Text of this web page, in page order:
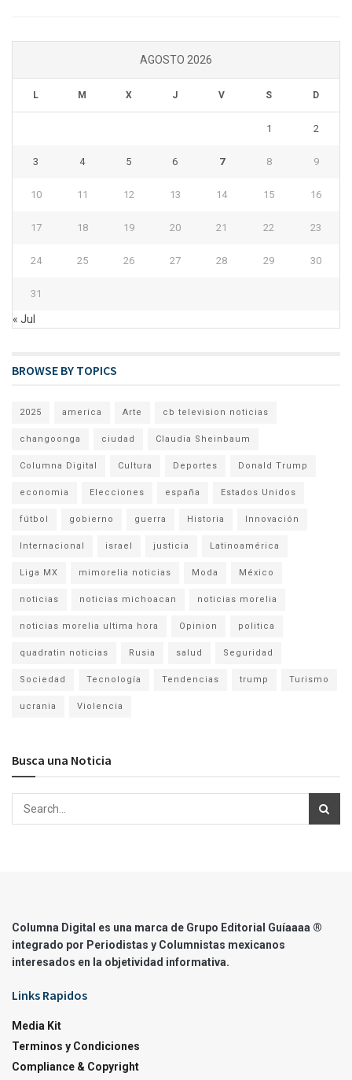
AGOSTO 2026
L M X J V S D
1 2
3 4 5 6 7 8 9
10 11 12 13 14 15 16
17 18 19 20 21 22 23
24 25 26 27 28 29 30
31
« Jul
BROWSE BY TOPICS
2025 america Arte cb television noticias
changoonga ciudad Claudia Sheinbaum
Columna Digital Cultura Deportes Donald Trump
economia Elecciones españa Estados Unidos
fútbol gobierno guerra Historia Innovación
Internacional israel justicia Latinoamérica
Liga MX mimorelia noticias Moda México
noticias noticias michoacan noticias morelia
noticias morelia ultima hora Opinion politica
quadratin noticias Rusia salud Seguridad
Sociedad Tecnología Tendencias trump Turismo
ucrania Violencia
Busca una Noticia
Columna Digital es una marca de Grupo Editorial Guíaaaa ®
integrado por Periodistas y Columnistas mexicanos
interesados en la objetividad informativa.
Links Rapidos
Media Kit
Terminos y Condiciones
Compliance & Copyright